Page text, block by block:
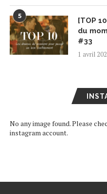
5
[TOP
du
#33
1 avril
No any image found. Please
instagram account.